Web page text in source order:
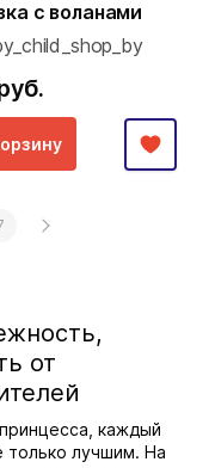
с воланами
от
каждый
только лучшим. На